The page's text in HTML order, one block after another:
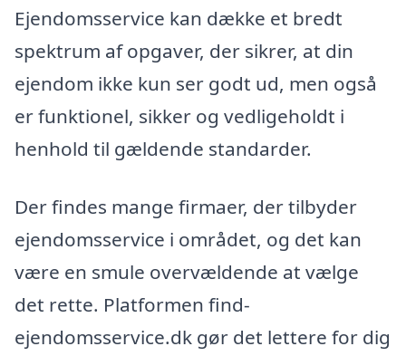
Ejendomsservice kan dække et bredt
spektrum af opgaver, der sikrer, at din
ejendom ikke kun ser godt ud, men også
er funktionel, sikker og vedligeholdt i
henhold til gældende standarder.
Der findes mange firmaer, der tilbyder
ejendomsservice i området, og det kan
være en smule overvældende at vælge
det rette. Platformen find-
ejendomsservice.dk gør det lettere for dig